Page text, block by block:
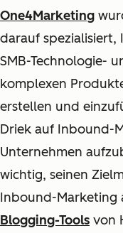
One4Marketing
darauf
SMB-Technologie-
komplexen
erstellen und
Driek auf Inbound-
Unternehmen
wichtig, seinen
Inbound-Marketing
Blogging-Tools von